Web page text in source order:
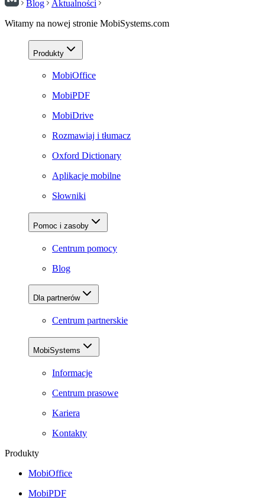
Blog
Aktualności
Witamy na nowej stronie MobiSystems.com
Produkty
MobiOffice
MobiPDF
MobiDrive
Rozmawiaj i tłumacz
Oxford Dictionary
Aplikacje mobilne
Słowniki
Pomoc i zasoby
Centrum pomocy
Blog
Dla partnerów
Centrum partnerskie
MobiSystems
Informacje
Centrum prasowe
Kariera
Kontakty
Produkty
MobiOffice
MobiPDF